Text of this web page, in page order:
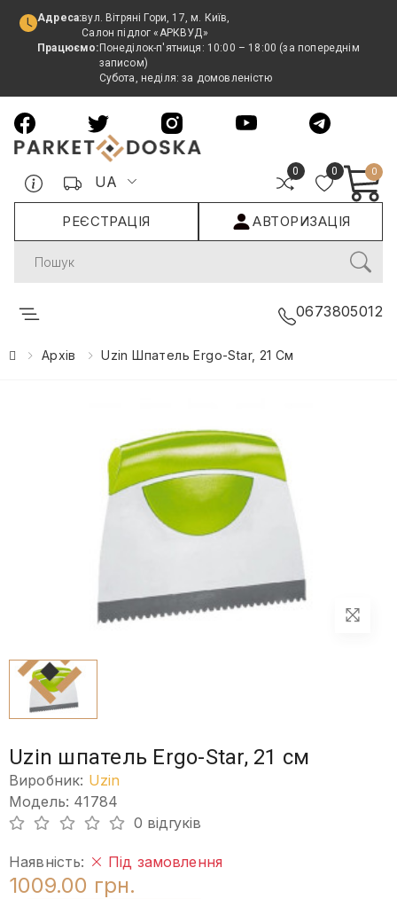
Адреса:вул. Вітряні Гори, 17, м. Київ,
Салон підлог «АРКВУД»
Працюємо: Понеділок-п'ятниця: 10:00 – 18:00 (за попереднім
записом)
Субота, неділя: за домовленістю
UA
0 0 0
РЕЄСТРАЦІЯ АВТОРИЗАЦІЯ
Search
0673805012
Архів Uzin Шпатель Ergo-Star, 21 См
Uzin шпатель Ergo-Star, 21 см
Виробник: Uzin
Модель: 41784
0 відгуків
Наявність: Під замовлення
1009.00 грн.